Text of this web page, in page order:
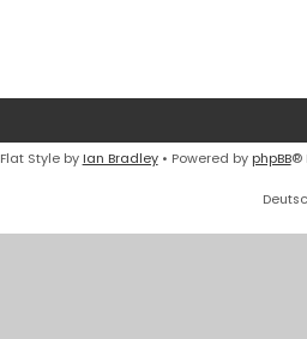
Flat Style by Ian Bradley• Powered by phpBB®